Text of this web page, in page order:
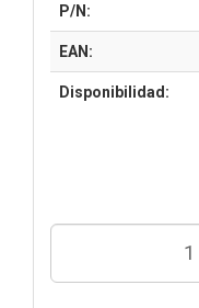
P/N:
EAN:
Disponibilidad: